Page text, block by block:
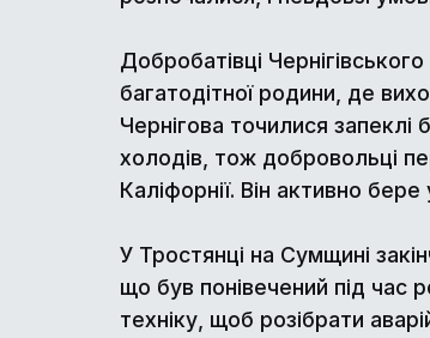
Добробатівці
багатодітної родини, де
Чернігова точилися
холодів, тож добровольці
Каліфорнії. Він активно
У Тростянці на Сумщині
що був понівечений під час
техніку, щоб розібрати